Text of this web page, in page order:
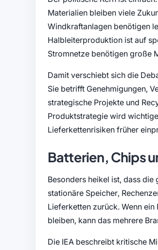
Materialien bleiben viele
Windkraftanlagen benötigen
Halbleiterproduktion ist auf
Stromnetze benötigen große
Damit verschiebt sich die
Sie betrifft Genehmigungen,
strategische Projekte und
Produktstrategie wird
Lieferkettenrisiken früher
Batterien, Chips
Besonders heikel ist, dass
stationäre Speicher,
Lieferketten zurück. Wenn
bleiben, kann das mehrere
Die IEA beschreibt kritische